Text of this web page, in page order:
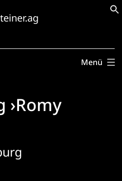
Menü
›Romy